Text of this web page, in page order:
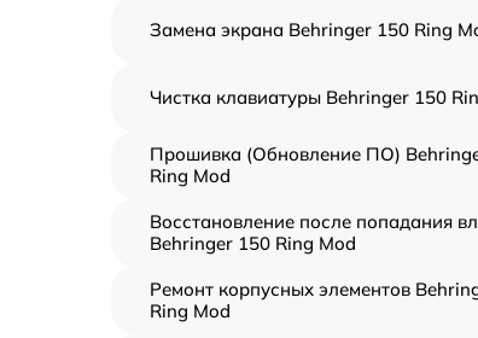
Замена экрана Behringer 150 Ring
Чистка клавиатуры Behringer 150
Прошивка (Обновление ПО)
Ring Mod
Восстановление после попадания
Behringer 150 Ring Mod
Ремонт корпусных элементов
Ring Mod